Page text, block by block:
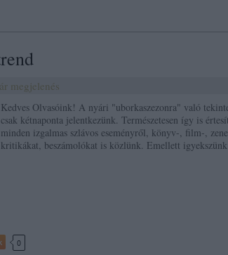
megjelenés
Kedves Olvasóink! A nyári "uborkaszezonra" való
csak kétnaponta jelentkezünk. Természetesen így is
minden izgalmas szlávos eseményről, könyv-, film-,
kritikákat, beszámolókat is közlünk. Emellett
0